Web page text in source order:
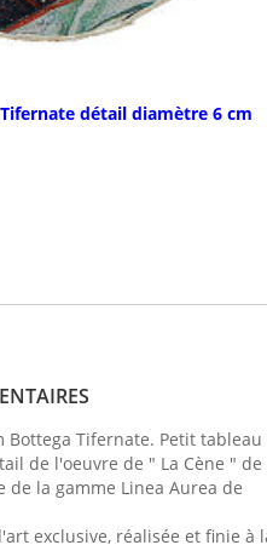
détail diamètre 6 cm
Bottega Tifernate. Petit tableau
de l'oeuvre de " La Cène " de
de la gamme Linea Aurea de
exclusive, réalisée et finie à